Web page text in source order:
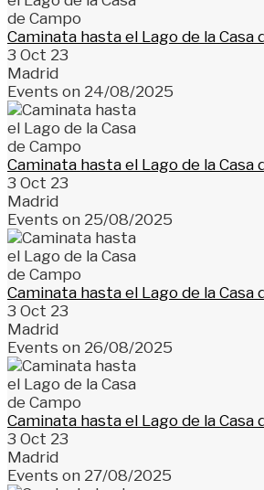
Caminata hasta el Lago de la Casa
3 Oct 23
Madrid
Events on 24/08/2025
Caminata hasta el Lago de la Casa
3 Oct 23
Madrid
Events on 25/08/2025
Caminata hasta el Lago de la Casa
3 Oct 23
Madrid
Events on 26/08/2025
Caminata hasta el Lago de la Casa
3 Oct 23
Madrid
Events on 27/08/2025